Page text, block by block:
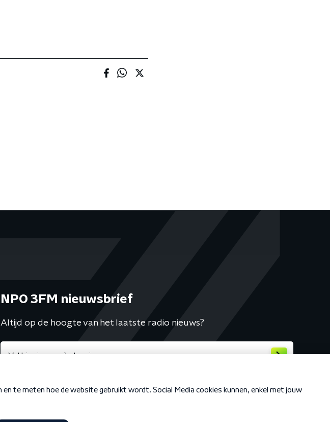
NPO 3FM nieuwsbrief
Altijd op de hoogte van het laatste radio nieuws?